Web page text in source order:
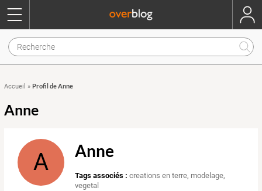
Accueil » Profil de Anne
Anne
A Anne
Tags associés : creations en terre, modelage,
vegetal